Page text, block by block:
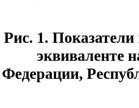
Рис. 1.
эквиваленте
Федерации,